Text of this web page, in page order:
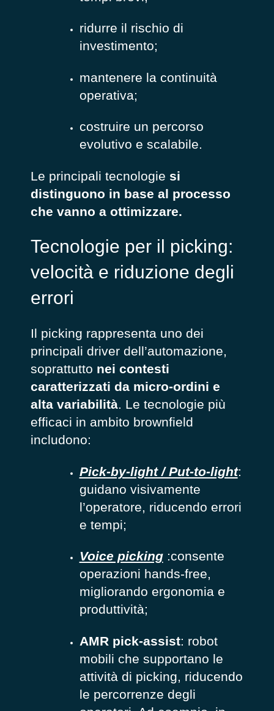
ridurre il rischio di
investimento;
mantenere la continuità
operativa;
costruire un percorso
evolutivo e scalabile.
Le principali tecnologie si
distinguono in base al processo
che vanno a ottimizzare.
Tecnologie per il picking:
velocità e riduzione degli
errori
Il picking rappresenta uno dei
principali driver dell’automazione,
soprattutto nei contesti
caratterizzati da micro-ordini e
alta variabilità. Le tecnologie più
efficaci in ambito brownfield
includono:
Pick-by-light / Put-to-light:
guidano visivamente
l’operatore, riducendo errori
e tempi;
Voice picking:consente
operazioni hands-free,
migliorando ergonomia e
produttività;
AMR pick-assist: robot
mobili che supportano le
attività di picking, riducendo
le percorrenze degli